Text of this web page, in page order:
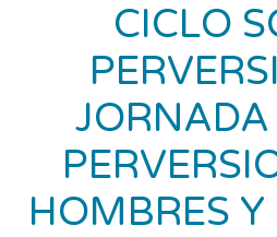
CICLO
JORNADA
HOMBRES Y